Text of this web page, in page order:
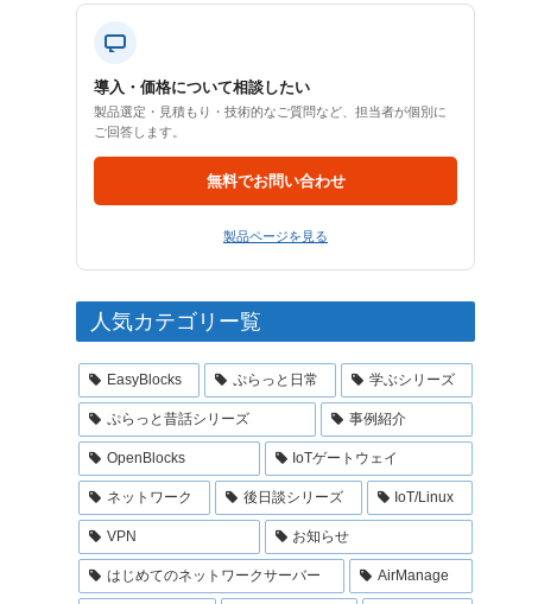
導入・価格について相談したい
製品選定・見積もり・技術的なご質問など、担当者が個別に
ご回答します。
無料でお問い合わせ
製品ページを見る
人気カテゴリー覧
EasyBlocks ぷらっと日常 学ぶシリーズ
ぷらっと昔話シリーズ 事例紹介
OpenBlocks IoTゲートウェイ
ネットワーク 後日談シリーズ IoT/Linux
VPN お知らせ
はじめてのネットワークサーバー AirManage